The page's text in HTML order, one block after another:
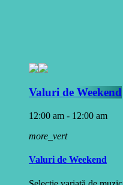
Valuri de Weekend
12:00 am - 12:00 am
more_vert
Valuri de Weekend